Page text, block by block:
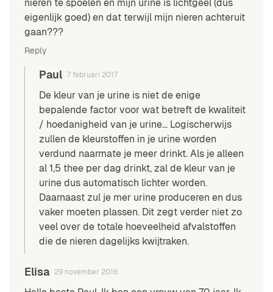
nieren te spoelen en mijn urine is lichtgeel (dus
eigenlijk goed) en dat terwijl mijn nieren achteruit
gaan???
Reply
Paul 7 februari 2017
De kleur van je urine is niet de enige
bepalende factor voor wat betreft de kwaliteit
/ hoedanigheid van je urine… Logischerwijs
zullen de kleurstoffen in je urine worden
verdund naarmate je meer drinkt. Als je alleen
al 1,5 thee per dag drinkt, zal de kleur van je
urine dus automatisch lichter worden.
Daarnaast zul je mer urine produceren en dus
vaker moeten plassen. Dit zegt verder niet zo
veel over de totale hoeveelheid afvalstoffen
die de nieren dagelijks kwijtraken.
Elisa 29 november 2016